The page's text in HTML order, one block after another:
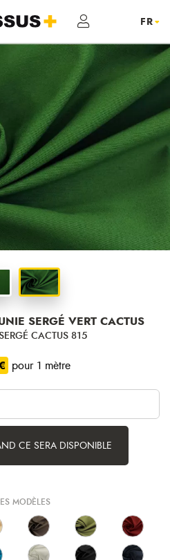
SERGÉ VERT CACTUS
CACTUS 815
pour 1 mètre
CE SERA DISPONIBLE
MODÈLES